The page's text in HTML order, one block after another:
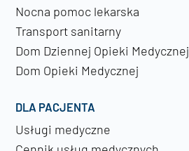
Nocna pomoc lekarska
Transport sanitarny
Dom Dziennej Opieki Medycznej
Dom Opieki Medycznej
DLA PACJENTA
Usługi medyczne